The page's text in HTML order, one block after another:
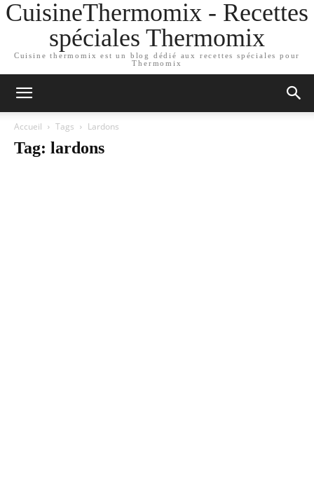
CuisineThermomix - Recettes
spéciales Thermomix
Cuisine thermomix est un blog dédié aux recettes spéciales pour
Thermomix
Accueil Tags Lardons
Tag: lardons